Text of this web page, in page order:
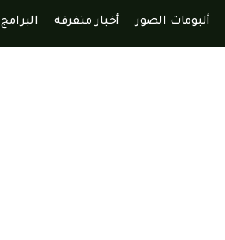
ألبومات الصور أخبار متفرقة البرامج